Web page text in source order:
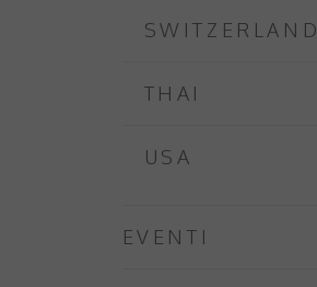
SWITZERLAND
THAI
USA
EVENTI